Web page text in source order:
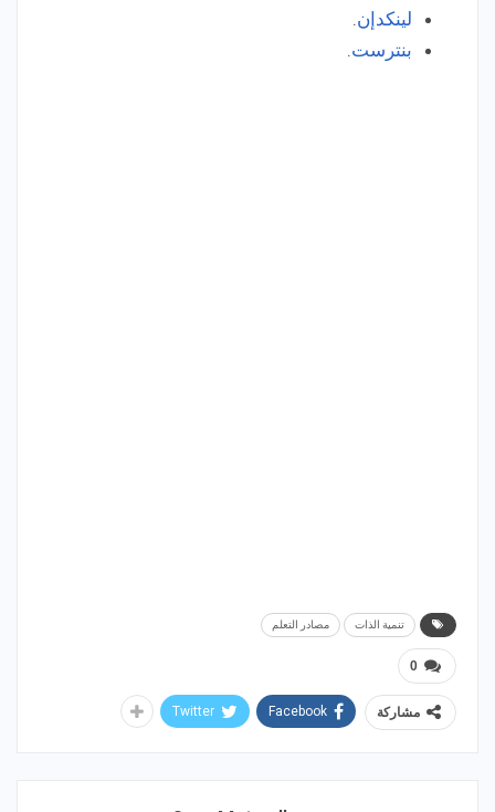
لينكدإن.
بنترست.
تنمية الذات مصادر التعلم
0
مشاركة Facebook
Twitter